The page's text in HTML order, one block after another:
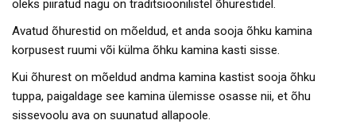
oleks piiratud nagu on traditsioonilistel õhurestidel.
Avatud õhurestid on mõeldud, et anda sooja õhku kamina
korpusest ruumi või külma õhku kamina kasti sisse.
Kui õhurest on mõeldud andma kamina kastist sooja õhku
tuppa, paigaldage see kamina ülemisse osasse nii, et õhu
sissevoolu ava on suunatud allapoole.